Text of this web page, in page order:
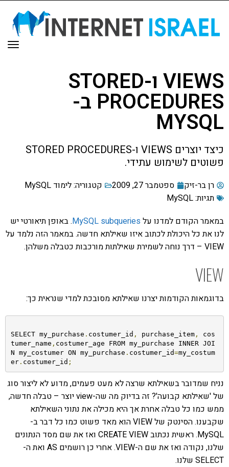
VIEWS ו-STORED
PROCEDURES ב-
MYSQL
כיצד יוצרים VIEWS ו-STORED PROCEDURES
פשוטים לשימוש עתידי.
רן בר-זיק ספטמבר 27, 2009 קטגוריה:לימוד MySQL
תגיות:MySQL
במאמר הקודם למדנו על MySQL subqueries. באופן תיאורטי יש
לנו את כל היכולת לכתוב איזו שאילתא חדשה. במאמר הזה נלמד על
VIEW – דרך נוחה לשמירת שאילתות מורכבות כטבלה משלהן.
VIEW
בדוגמאות הקודמות יצרנו שאילתא מסובכת למדי שנראית כך:
SELECT my_purchase . costumer_id , purchase_item,
cos
tumer_name , costumer_age FROM my_purchase INNER JOI
N my_costumer ON my_purchase . costumer_id=my_costum
er. costumer_id ;
נניח שמדובר בשאילתא שרצה לא מעט פעמים, מדוע לא ליצור סוג
של 'שאילתא קבועה'? זה בדיוק מה שה-view יוצר – טבלה חדשה,
ממש כמו כל טבלה אחרת אך היא מכילה את נתוני השאילתא
שקבענו. הסינטק של VIEW הוא מאד פשוט כמו כל דבר ב-
MySQL. ראשית נכתוב CREATE VIEW ואז את שם מסד הנתונים
שלנו, נקודה ואז את שם ה-VIEW. אחרי כן רושמים AS ואת ה-
SELECT שלנו.